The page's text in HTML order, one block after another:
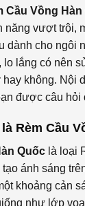
Cầu Vồng
năng vượt trội,
dành cho ngôi
lo lắng có nên
hay không. Nội
được câu hỏi
Rèm Cầu
Quốclà loại
ánh sáng
khoảng cản
như lớp